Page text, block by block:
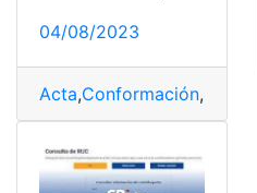
04/08/2023
Acta,Conformación,